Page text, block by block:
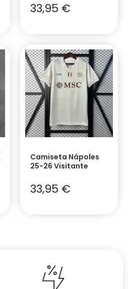
33,95 €
Camiseta Nápoles
25-26 Visitante
33,95 €